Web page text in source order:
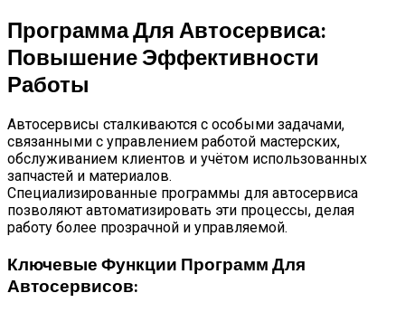
Программа Для Автосервиса:
Повышение Эффективности
Работы
Автосервисы сталкиваются с особыми задачами,
связанными с управлением работой мастерских,
обслуживанием клиентов и учётом использованных
запчастей и материалов.
Специализированные программы для автосервиса
позволяют автоматизировать эти процессы, делая
работу более прозрачной и управляемой.
Ключевые Функции Программ Для
Автосервисов: